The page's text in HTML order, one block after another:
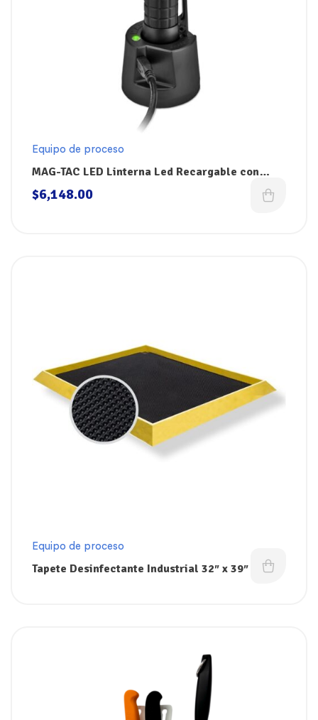
Equipo de proceso
MAG-TAC LED Linterna Led Recargable con
Bisel Coronado
$6,148.00
Equipo de proceso
Tapete Desinfectante Industrial 32″ x 39″